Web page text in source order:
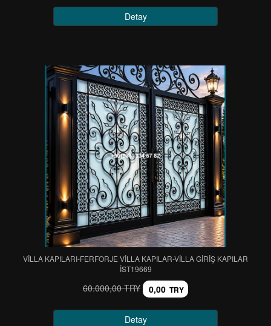
Detay
VİLLA KAPILARI-FERFORJE VİLLA KAPILAR-VİLLA GİRİŞ KAPILAR
IST19669
60.000,00 TRY 0,00 TRY
Detay